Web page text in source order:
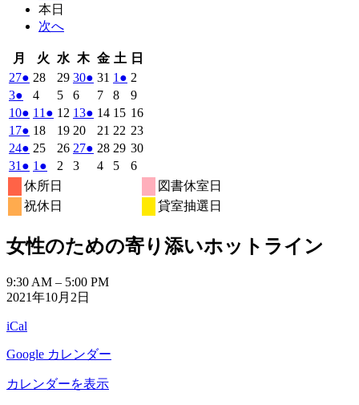
本日
次へ
月
曜
日
火 火
曜
日
水 水
曜
日
木木
曜
日
金金
曜
日
土 土
曜
日
日
272026
年
7
月
27
日
● (1
件
の
イ
ベ
ン
ト)
282026
7
月
日
292026
年
7
月
29
日
302026
7
月
30
日
● (1
件
の
イ
ベ
ン
31 2026
年
7
月
31
日
1 2026
年
8
月
1
日
● (1
件
の
イ
ベ
ン
ト)
2
年
8
月
2
日
32026
年
8
月
3
日
●
件
の
イ
ベ
ン
ト)
42026
年
8
月
4
日
52026
年
8
月
5
日
62026
年
8
月
6
日
72026
年
8
月
7
日
82026
年
8
月
8
日
92026
年
8
月
9
日
102026
年
8
月
10
日
● (1
件
の
イ
ベ
ン
ト)
11 2026
11
日
● (1
件
の
イ
ベ
ン
ト)
12 2026
年
8
月
12
132026
年
8
月
● (1
件
の
イ
142026
年
8
月
14
152026
年
8
月
15
162026
8
16
172026
年
8
月
17
日
● (1
件
の
イ
ベ
ン
182026
月
18
日
192026
年
8
202026
年
21 2026
年
8
22 2026
年
232026
年
月
242026
年
8
月
24
● (1
件
の
イ
ベ
ト)
252026
年
8
月
25
262026
年
272026
● (1
件
ト)
282026
年
292026
年
302026
8
月
31 2026
年
8
月
日
● (1
件
の
イ
ン
1 2026
年
9
月
日
●
件
の
イ
ン
2 2026
日
32026
日
42026
日
52026
日
62026
年
9
日
休所日
図書休室日
祝休日
貸室抽選日
女性のための寄り添いホットライン
女
性
た
め
寄
9:30 AM – 5:00 PM
2021年10月2日
iCal
Google カレンダー
カレンダーを表示